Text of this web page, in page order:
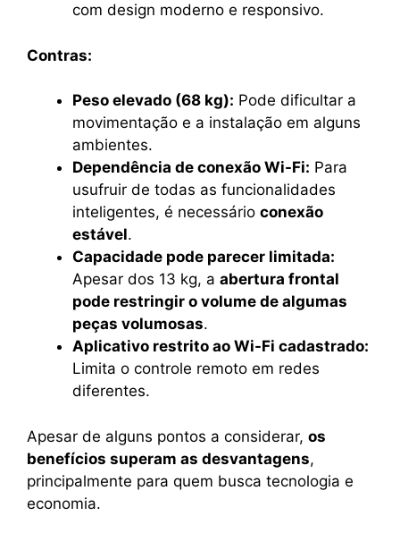
com design moderno e responsivo.
Contras:
Peso elevado (68 kg): Pode dificultar a
movimentação e a instalação em alguns
ambientes.
Dependência de conexão Wi-Fi: Para
usufruir de todas as funcionalidades
inteligentes, é necessário conexão
estável.
Capacidade pode parecer limitada:
Apesar dos 13 kg, a abertura frontal
pode restringir o volume de algumas
peças volumosas.
Aplicativo restrito ao Wi-Fi cadastrado:
Limita o controle remoto em redes
diferentes.
Apesar de alguns pontos a considerar, os
benefícios superam as desvantagens,
principalmente para quem busca tecnologia e
economia.